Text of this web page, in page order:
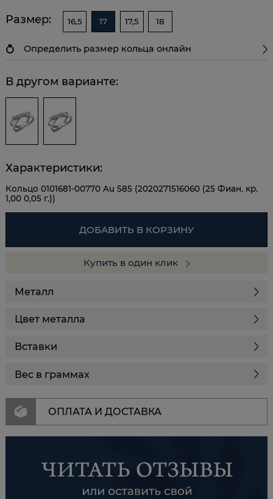
Размер: 16,5 17 17,5 18
Определить размер кольца онлайн
В другом варианте:
Характеристики:
Кольцо 0101681-00770 Au 585 (2020271516060 (25 Фиан. кр.
1,00 0,05 г.))
ДОБАВИТЬ В КОРЗИНУ
Купить в один клик
Металл
Цвет металла
Вставки
Вес в граммах
ОПЛАТА И ДОСТАВКА